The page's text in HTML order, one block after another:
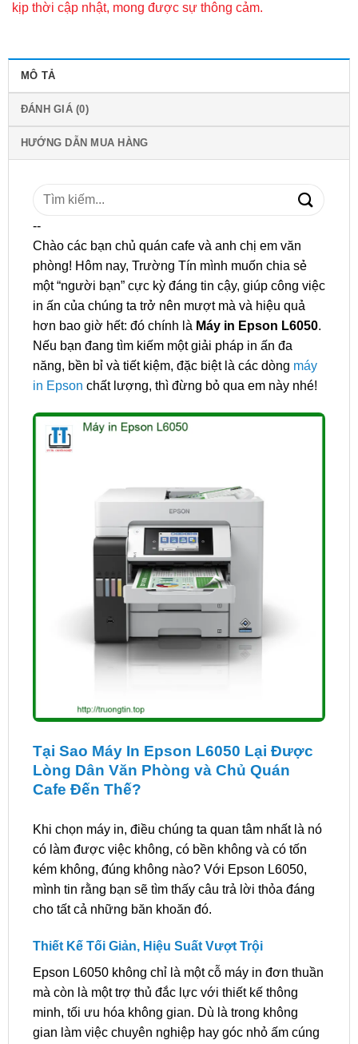
kịp thời cập nhật, mong được sự thông cảm.
MÔ TẢ
ĐÁNH GIÁ (0)
HƯỚNG DẪN MUA HÀNG
Tìm
--
Chào các bạn chủ quán cafe và anh chị em văn
phòng! Hôm nay, Trường Tín mình muốn chia sẻ
một “người bạn” cực kỳ đáng tin cậy, giúp công việc
in ấn của chúng ta trở nên mượt mà và hiệu quả
hơn bao giờ hết: đó chính là Máy in Epson L6050.
Nếu bạn đang tìm kiếm một giải pháp in ấn đa
năng, bền bỉ và tiết kiệm, đặc biệt là các dòng máy
in Epson chất lượng, thì đừng bỏ qua em này nhé!
Tại Sao Máy In Epson L6050 Lại Được
Lòng Dân Văn Phòng và Chủ Quán
Cafe Đến Thế?
Khi chọn máy in, điều chúng ta quan tâm nhất là nó
có làm được việc không, có bền không và có tốn
kém không, đúng không nào? Với Epson L6050,
mình tin rằng bạn sẽ tìm thấy câu trả lời thỏa đáng
cho tất cả những băn khoăn đó.
Thiết Kế Tối Giản, Hiệu Suất Vượt Trội
Epson L6050 không chỉ là một cỗ máy in đơn thuần
mà còn là một trợ thủ đắc lực với thiết kế thông
minh, tối ưu hóa không gian. Dù là trong không
gian làm việc chuyên nghiệp hay góc nhỏ ấm cúng